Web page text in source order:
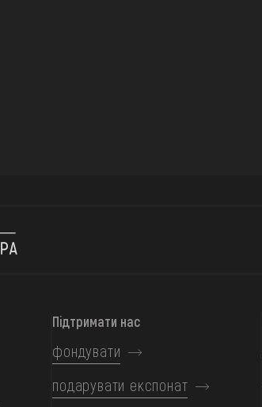
Підтримати нас
фондувати
подарувати експонат